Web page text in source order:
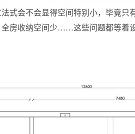
式会不会显得空间特别小，毕竟只
房收纳空间少……这些问题都等着